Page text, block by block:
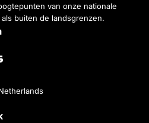
van onze nationale
buiten de landsgrenzen.